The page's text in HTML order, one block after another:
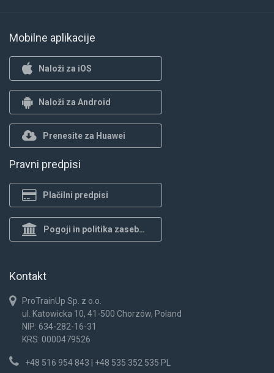
Mobilne aplikacije
Naloži za iOS
Naloži za Android
Prenesite za Huawei
Pravni predpisi
Plačilni predpisi
Pogoji in politika zasebnosti
Kontakt
ProTrainUp Sp. z o.o.
ul. Katowicka 10, 41-500 Chorzów, Poland
NIP: 634-282-16-31
KRS: 0000479526
+48 516 954 843 | +48 535 352 535 PL